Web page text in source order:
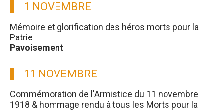
1 NOVEMBRE
Mémoire et glorification des héros morts pour la
Patrie
Pavoisement
11 NOVEMBRE
Commémoration de l'Armistice du 11 novembre
1918 & hommage rendu à tous les Morts pour la